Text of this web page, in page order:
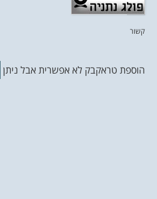
קשור
הוספת טראקבק לא אפשרית אבל ניתן